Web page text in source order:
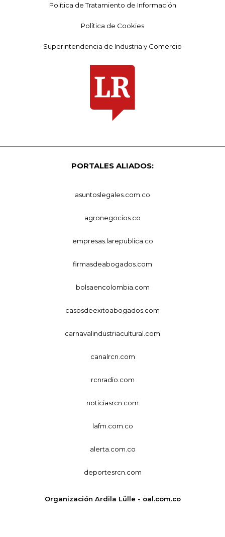
Política de Tratamiento de Información
Política de Cookies
Superintendencia de Industria y Comercio
PORTALES ALIADOS:
asuntoslegales.com.co
agronegocios.co
empresas.larepublica.co
firmasdeabogados.com
bolsaencolombia.com
casosdeexitoabogados.com
carnavalindustriacultural.com
canalrcn.com
rcnradio.com
noticiasrcn.com
lafm.com.co
alerta.com.co
deportesrcn.com
Organización Ardila Lülle - oal.com.co